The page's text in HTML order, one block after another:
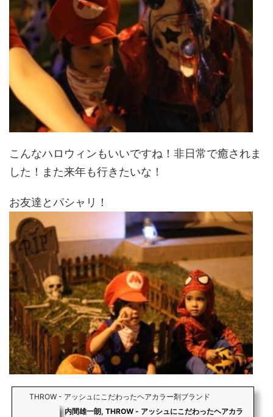
こんなハロウィンもいいですね！非日常で癒されま
した！また来年も行きたいな！
お友達とパシャリ！
THROW - アッシュにこだわったヘアカラー剤ブランド
内間雄一朗, THROW - アッシュにこだわったヘアカラ